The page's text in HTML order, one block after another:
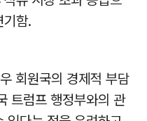
기함.
회원국의 경제적 부담
트럼프 행정부와의 관